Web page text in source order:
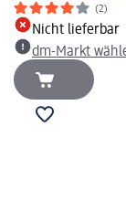
(2)
Nicht lieferbar
dm-Markt